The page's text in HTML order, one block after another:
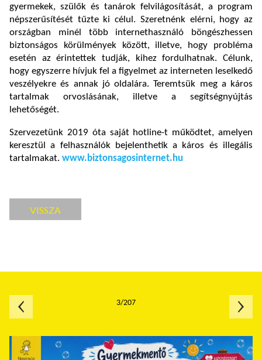
gyermekek, szülők és tanárok felvilágosítását, a program
népszerűsítését tűzte ki célul. Szeretnénk elérni, hogy az
országban minél több internethasználó böngészhessen
biztonságos körülmények között, illetve, hogy probléma
esetén az érintettek tudják, kihez fordulhatnak. Célunk,
hogy egyszerre hívjuk fel a figyelmet az interneten leselkedő
veszélyekre és annak jó oldalára. Teremtsük meg a káros
tartalmak orvoslásának, illetve a segítségnyújtás
lehetőségét.
Szervezetünk 2019 óta saját hotline-t működtet, amelyen
keresztül a felhasználók bejelenthetik a káros és illegális
tartalmakat. www.biztonsagosinternet.hu
VISSZA
3/207